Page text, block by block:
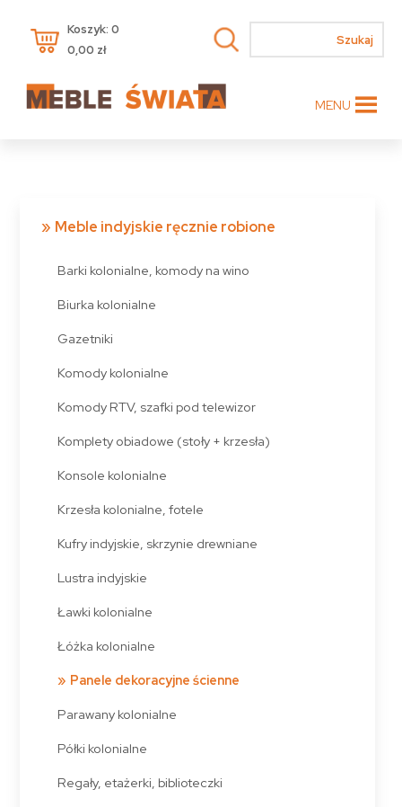
Koszyk: 0
0,00 zł
MENU
Meble indyjskie ręcznie robione
Barki kolonialne, komody na wino
Biurka kolonialne
Gazetniki
Komody kolonialne
Komody RTV, szafki pod telewizor
Komplety obiadowe (stoły + krzesła)
Konsole kolonialne
Krzesła kolonialne, fotele
Kufry indyjskie, skrzynie drewniane
Lustra indyjskie
Ławki kolonialne
Łóżka kolonialne
Panele dekoracyjne ścienne
Parawany kolonialne
Półki kolonialne
Regały, etażerki, biblioteczki